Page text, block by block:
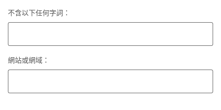
不含以下任何字詞：
網站或網域：